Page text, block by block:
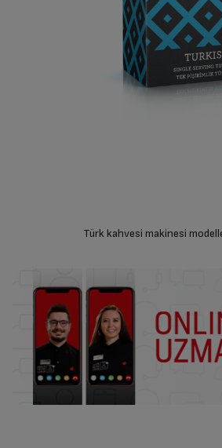
Türk kahvesi makinesi